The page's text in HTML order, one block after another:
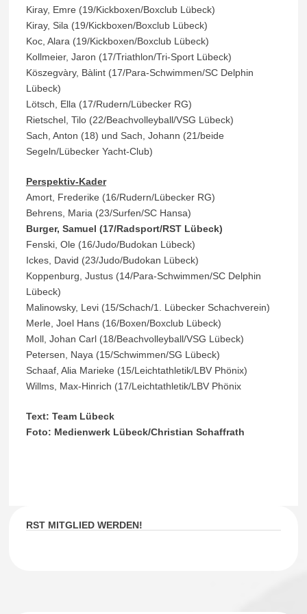
Kiray, Emre (19/Kickboxen/Boxclub Lübeck)
Kiray, Sila (19/Kickboxen/Boxclub Lübeck)
Koc, Alara (19/Kickboxen/Boxclub Lübeck)
Kollmeier, Jaron (17/Triathlon/Tri-Sport Lübeck)
Köszegvàry, Bàlint (17/Para-Schwimmen/SC Delphin
Lübeck)
Lötsch, Ella (17/Rudern/Lübecker RG)
Rietschel, Tilo (22/Beachvolleyball/VSG Lübeck)
Sach, Anton (18) und Sach, Johann (21/beide
Segeln/Lübecker Yacht-Club)
Perspektiv-Kader
Amort, Frederike (16/Rudern/Lübecker RG)
Behrens, Maria (23/Surfen/SC Hansa)
Burger, Samuel (17/Radsport/RST Lübeck)
Fenski, Ole (16/Judo/Budokan Lübeck)
Ickes, David (23/Judo/Budokan Lübeck)
Koppenburg, Justus (14/Para-Schwimmen/SC Delphin
Lübeck)
Malinowsky, Levi (15/Schach/1. Lübecker Schachverein)
Merle, Joel Hans (16/Boxen/Boxclub Lübeck)
Moll, Johan Carl (18/Beachvolleyball/VSG Lübeck)
Petersen, Naya (15/Schwimmen/SG Lübeck)
Schaaf, Alia Marieke (15/Leichtathletik/LBV Phönix)
Willms, Max-Hinrich (17/Leichtathletik/LBV Phönix
Text: Team Lübeck
Foto: Medienwerk Lübeck/Christian Schaffrath
RST MITGLIED WERDEN!